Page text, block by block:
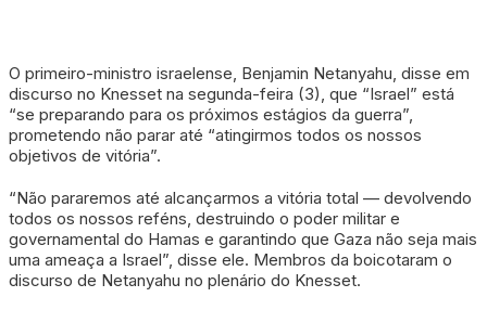
O primeiro-ministro israelense, Benjamin Netanyahu, disse em
discurso no Knesset na segunda-feira (3), que “Israel” está
“se preparando para os próximos estágios da guerra”,
prometendo não parar até “atingirmos todos os nossos
objetivos de vitória”.
“Não pararemos até alcançarmos a vitória total — devolvendo
todos os nossos reféns, destruindo o poder militar e
governamental do Hamas e garantindo que Gaza não seja mais
uma ameaça a Israel”, disse ele. Membros da boicotaram o
discurso de Netanyahu no plenário do Knesset.